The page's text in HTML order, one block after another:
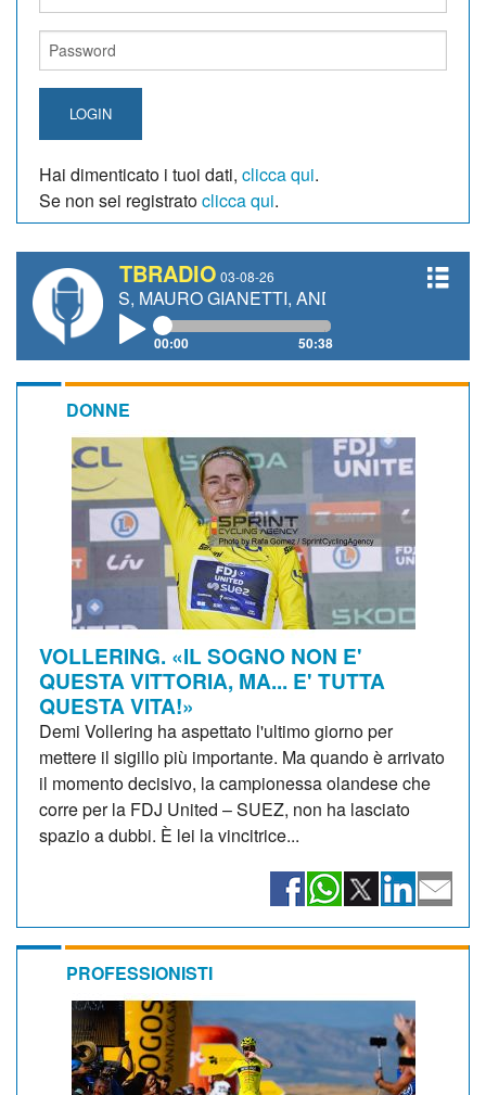
LOGIN
Hai dimenticato i tuoi dati, clicca qui.
Se non sei registratoclicca qui.
TBRADIO 03-08-26
MAURO GIANETTI, ANDREA VENDRAME, FILIPPO
00:00 50:38
DONNE
VOLLERING. «IL SOGNO NON E'
QUESTA VITTORIA, MA... E' TUTTA
QUESTA VITA!»
Demi Vollering ha aspettato l'ultimo giorno per
mettere il sigillo più importante. Ma quando è arrivato
il momento decisivo, la campionessa olandese che
corre per la FDJ United – SUEZ, non ha lasciato
spazio a dubbi. È lei la vincitrice...
PROFESSIONISTI